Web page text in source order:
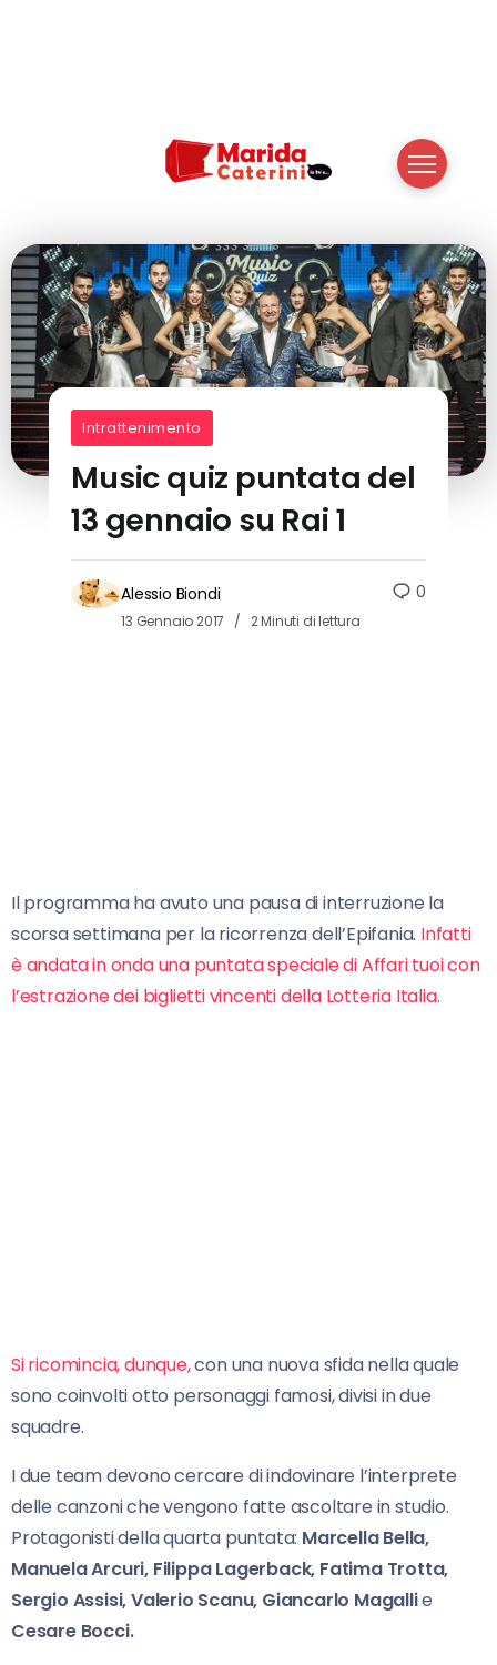
Intrattenimento
Music quiz puntata del
13 gennaio su Rai 1
Alessio Biondi
13 Gennaio 2017 2 Minuti di lettura
0
Il programma ha avuto una pausa di interruzione la
scorsa settimana per la ricorrenza dell’Epifania. Infatti
è andata in onda una puntata speciale di Affari tuoi con
l’estrazione dei biglietti vincenti della Lotteria Italia.
Si ricomincia, dunque,con una nuova sfida nella quale
sono coinvolti otto personaggi famosi, divisi in due
squadre.
I due team devono cercare di indovinare l’interprete
delle canzoni che vengono fatte ascoltare in studio.
Protagonisti della quarta puntata: Marcella Bella,
Manuela Arcuri, Filippa Lagerback, Fatima Trotta,
Sergio Assisi, Valerio Scanu, Giancarlo Magallie
Cesare Bocci.